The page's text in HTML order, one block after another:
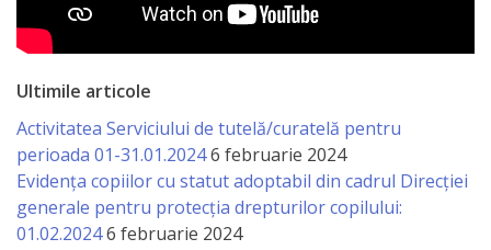
internațională
Legislație
națională
Acte
interne
Ultimile articole
Activitatea Serviciului de tutelă/curatelă pentru
perioada 01-31.01.20246 februarie 2024
Evidența copiilor cu statut adoptabil din cadrul Direcției
generale pentru protecția drepturilor copilului:
01.02.20246 februarie 2024